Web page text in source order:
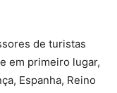
de turistas
em primeiro lugar,
Espanha, Reino